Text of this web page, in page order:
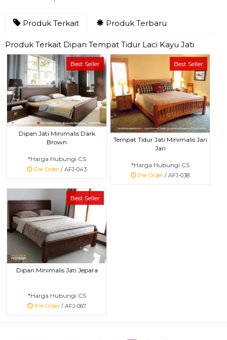
Produk Terkait Produk Terbaru
Produk Terkait Dipan Tempat Tidur Laci Kayu Jati
Best Seller
Dipan Jati Minimalis Dark
Brown
*Harga Hubungi CS
Pre Order / AFJ-043
Best Seller
Tempat Tidur Jati Minimalis Jari
Jari
*Harga Hubungi CS
Pre Order / AFJ-038
Best Seller
Dipan Minimalis Jati Jepara
*Harga Hubungi CS
Pre Order / AFJ-067